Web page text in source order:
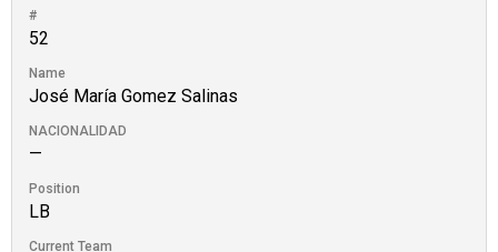
#
52
Name
José María Gomez Salinas
NACIONALIDAD
—
Position
LB
Current Team